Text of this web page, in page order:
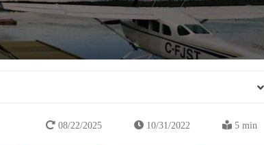
08/22/2025 10/31/2022 5 min